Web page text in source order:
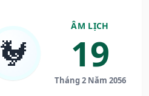
🐓
ÂM LỊCH
19
Tháng 2 Năm 2056